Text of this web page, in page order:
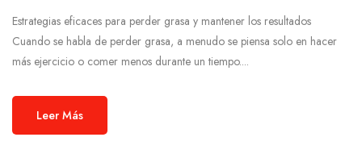
Estrategias eficaces para perder grasa y mantener los resultados
Cuando se habla de perder grasa, a menudo se piensa solo en hacer
más ejercicio o comer menos durante un tiempo....
Leer Más